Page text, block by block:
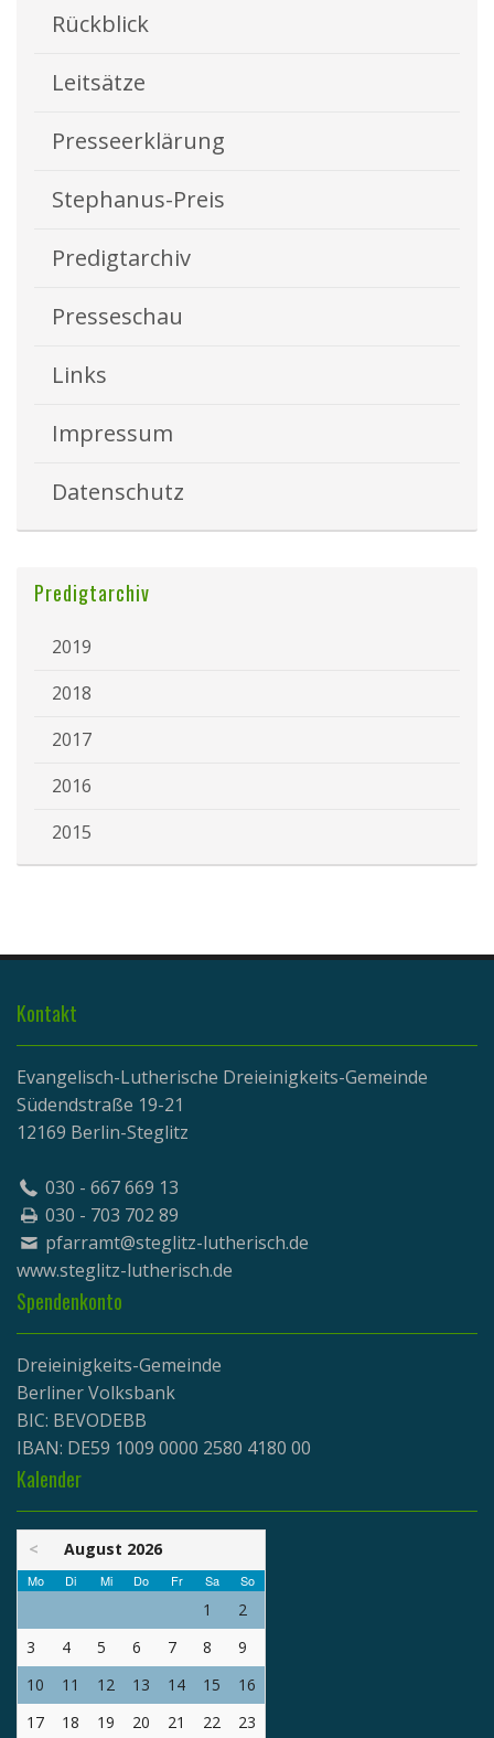
Rückblick
Leitsätze
Presseerklärung
Stephanus-Preis
Predigtarchiv
Presseschau
Links
Impressum
Datenschutz
Predigtarchiv
2019
2018
2017
2016
2015
Kontakt
Evangelisch-Lutherische Dreieinigkeits-Gemeinde
Südendstraße 19-21
12169 Berlin-Steglitz
030 - 667 669 13
030 - 703 702 89
pfarramt@steglitz-lutherisch.de
www.steglitz-lutherisch.de
Spendenkonto
Dreieinigkeits-Gemeinde
Berliner Volksbank
BIC: BEVODEBB
IBAN: DE59 1009 0000 2580 4180 00
Kalender
< August 2026
Mo Di Mi Do Fr Sa So
1
2
3
4 5 6 7 8
9
10
11 12 13 14 15
16
17
18 19 20 21 22 23